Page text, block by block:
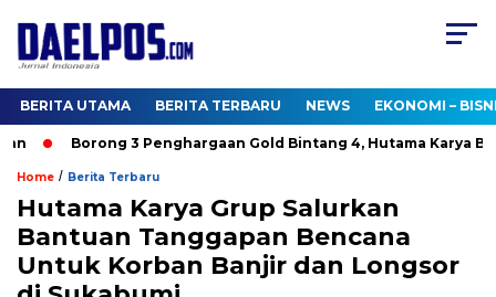
BERITA UTAMA BERITA TERBARU NEWS EKONOMI –
Borong 3 Penghargaan Gold Bintang 4, Hutama Karya
Home / Berita Terbaru
Hutama Karya Grup Salurkan
Bantuan Tanggapan Bencana
Untuk Korban Banjir dan Longsor